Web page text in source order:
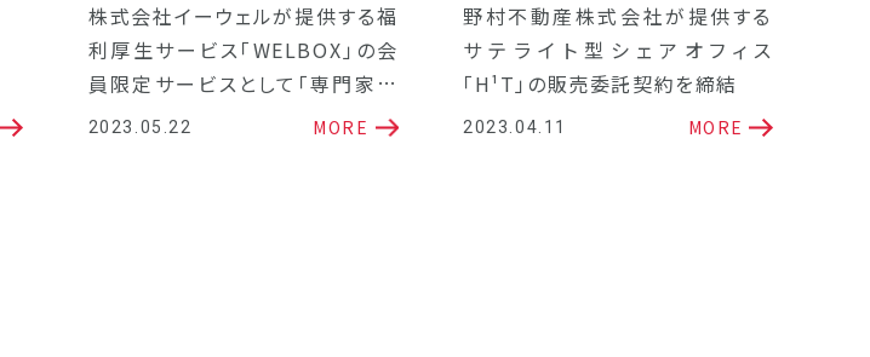
株式会社イーウェルが提供する福
利厚生サービス「WELBOX」の会
員限定サービスとして「専門家相
談サポート窓口」を開設
2023.05.22 MORE
野村不動産株式会社が提供する
サテライト型シェアオフィス
「H¹T」の販売委託契約を締結
2023.04.11 MORE